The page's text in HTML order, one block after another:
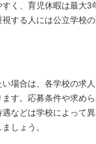
く、育児休暇は最大3
する人には公立学校
場合は、各学校の求
す。応募条件や求め
などは学校によって
しょう。